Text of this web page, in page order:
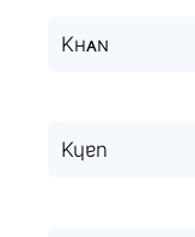
Kнᴀɴ
Kɥɐn